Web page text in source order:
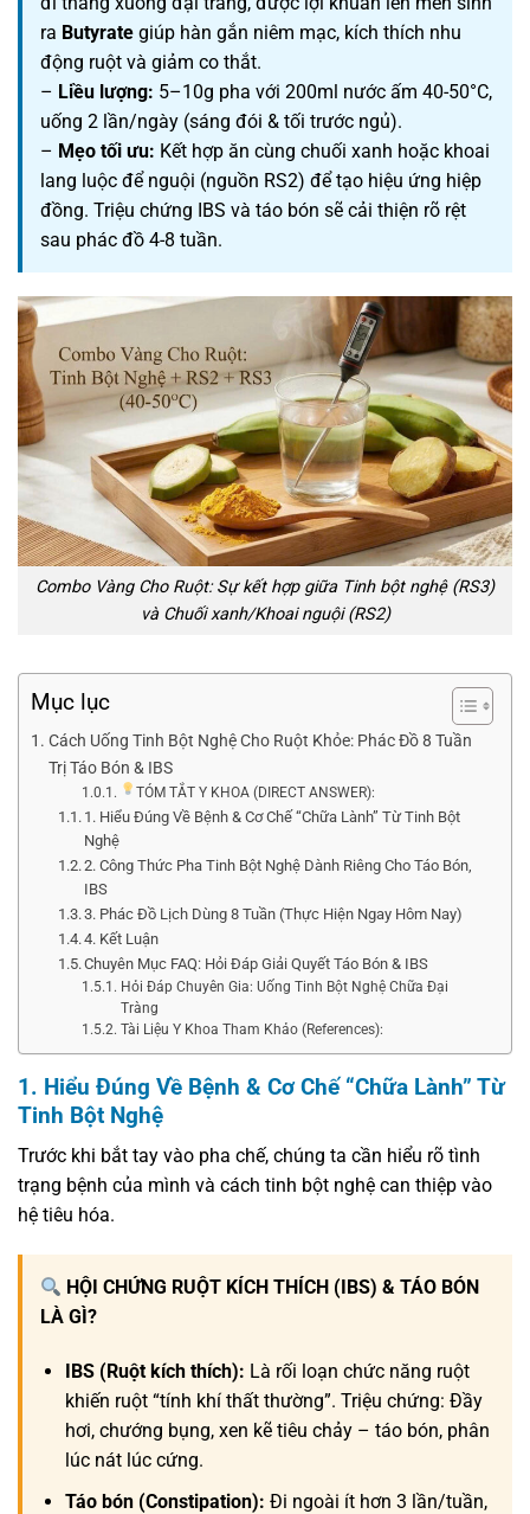
ra Butyrate giúp hàn gắn niêm mạc, kích thích nhu
động ruột và giảm co thắt.
– Liều lượng: 5–10g pha với 200ml nước ấm 40-50°C,
uống 2 lần/ngày (sáng đói & tối trước ngủ).
– Mẹo tối ưu: Kết hợp ăn cùng chuối xanh hoặc khoai
lang luộc để nguội (nguồn RS2) để tạo hiệu ứng hiệp
đồng. Triệu chứng IBS và táo bón sẽ cải thiện rõ rệt
sau phác đồ 4-8 tuần.
Combo Vàng Cho Ruột: Sự kết hợp giữa Tinh bột nghệ (RS3)
và Chuối xanh/Khoai nguội (RS2)
Mục lục
Cách Uống Tinh Bột Nghệ Cho Ruột Khỏe: Phác Đồ 8 Tuần
Trị Táo Bón & IBS
TÓM TẮT Y KHOA (DIRECT ANSWER):
1. Hiểu Đúng Về Bệnh & Cơ Chế “Chữa Lành” Từ Tinh Bột
Nghệ
2. Công Thức Pha Tinh Bột Nghệ Dành Riêng Cho Táo Bón,
IBS
3. Phác Đồ Lịch Dùng 8 Tuần (Thực Hiện Ngay Hôm Nay)
4. Kết Luận
Chuyên Mục FAQ: Hỏi Đáp Giải Quyết Táo Bón & IBS
Hỏi Đáp Chuyên Gia: Uống Tinh Bột Nghệ Chữa Đại
Tràng
Tài Liệu Y Khoa Tham Khảo (References):
1. Hiểu Đúng Về Bệnh & Cơ Chế “Chữa Lành” Từ
Tinh Bột Nghệ
Trước khi bắt tay vào pha chế, chúng ta cần hiểu rõ tình
trạng bệnh của mình và cách tinh bột nghệ can thiệp vào
hệ tiêu hóa.
HỘI CHỨNG RUỘT KÍCH THÍCH (IBS) & TÁO BÓN
LÀ GÌ?
IBS (Ruột kích thích): Là rối loạn chức năng ruột
khiến ruột “tính khí thất thường”. Triệu chứng: Đầy
hơi, chướng bụng, xen kẽ tiêu chảy – táo bón, phân
lúc nát lúc cứng.
Táo bón (Constipation): Đi ngoài ít hơn 3 lần/tuần,